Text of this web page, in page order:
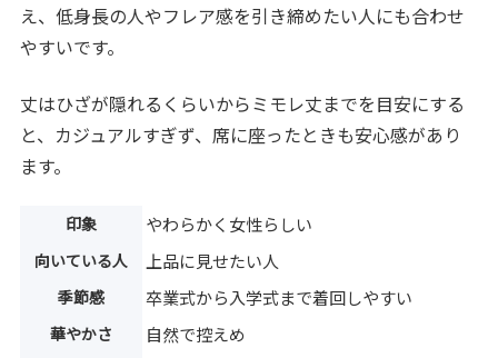
え、低身長の人やフレア感を引き締めたい人にも合わせ
やすいです。
丈はひざが隠れるくらいからミモレ丈までを目安にする
と、カジュアルすぎず、席に座ったときも安心感があり
ます。
印象 やわらかく女性らしい
向いている人 上品に見せたい人
季節感 卒業式から入学式まで着回しやすい
華やかさ 自然で控えめ